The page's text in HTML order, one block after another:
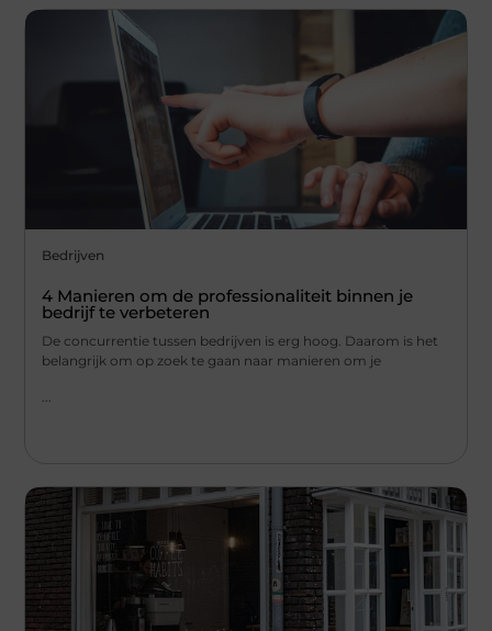
Bedrijven
4 Manieren om de professionaliteit binnen je
bedrijf te verbeteren
De concurrentie tussen bedrijven is erg hoog. Daarom is het
belangrijk om op zoek te gaan naar manieren om je